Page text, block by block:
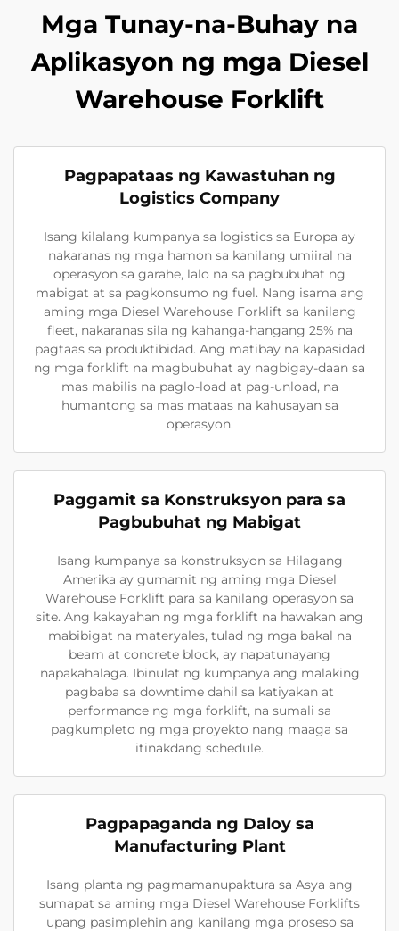
Mga Tunay-na-Buhay na
Aplikasyon ng mga Diesel
Warehouse Forklift
Pagpapataas ng Kawastuhan ng
Logistics Company
Isang kilalang kumpanya sa logistics sa Europa ay
nakaranas ng mga hamon sa kanilang umiiral na
operasyon sa garahe, lalo na sa pagbubuhat ng
mabigat at sa pagkonsumo ng fuel. Nang isama ang
aming mga Diesel Warehouse Forklift sa kanilang
fleet, nakaranas sila ng kahanga-hangang 25% na
pagtaas sa produktibidad. Ang matibay na kapasidad
ng mga forklift na magbubuhat ay nagbigay-daan sa
mas mabilis na paglo-load at pag-unload, na
humantong sa mas mataas na kahusayan sa
operasyon.
Paggamit sa Konstruksyon para sa
Pagbubuhat ng Mabigat
Isang kumpanya sa konstruksyon sa Hilagang
Amerika ay gumamit ng aming mga Diesel
Warehouse Forklift para sa kanilang operasyon sa
site. Ang kakayahan ng mga forklift na hawakan ang
mabibigat na materyales, tulad ng mga bakal na
beam at concrete block, ay napatunayang
napakahalaga. Ibinulat ng kumpanya ang malaking
pagbaba sa downtime dahil sa katiyakan at
performance ng mga forklift, na sumali sa
pagkumpleto ng mga proyekto nang maaga sa
itinakdang schedule.
Pagpapaganda ng Daloy sa
Manufacturing Plant
Isang planta ng pagmamanupaktura sa Asya ang
sumapat sa aming mga Diesel Warehouse Forklifts
upang pasimplehin ang kanilang mga proseso sa